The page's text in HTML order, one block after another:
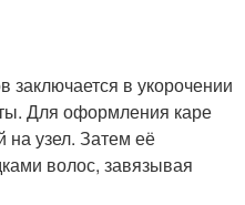
заключается в укорочении
Для оформления каре
на узел. Затем её
волос, завязывая